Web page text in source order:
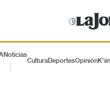
Noticias
CulturaDeportesOpinión